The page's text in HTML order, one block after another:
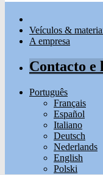
Veículos &
A empresa
Contacto e
Português
Français
Español
Italiano
Deutsch
Nederlands
English
Polski